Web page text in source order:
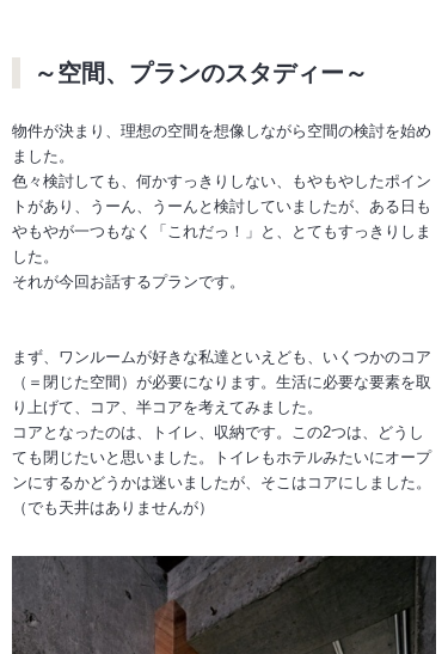
～空間、プランのスタディー～
物件が決まり、理想の空間を想像しながら空間の検討を始め
ました。
色々検討しても、何かすっきりしない、もやもやしたポイン
トがあり、うーん、うーんと検討していましたが、ある日も
やもやが一つもなく「これだっ！」と、とてもすっきりしま
した。
それが今回お話するプランです。
まず、ワンルームが好きな私達といえども、いくつかのコア
（＝閉じた空間）が必要になります。生活に必要な要素を取
り上げて、コア、半コアを考えてみました。
コアとなったのは、トイレ、収納です。この2つは、どうし
ても閉じたいと思いました。トイレもホテルみたいにオープ
ンにするかどうかは迷いましたが、そこはコアにしました。
（でも天井はありませんが）